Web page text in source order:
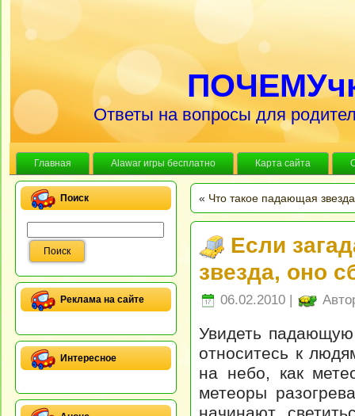
Ответы на вопросы для
Главная Alawar игры бесплатно Карта сайта
Поиск
Реклама на сайте
Интересное
« Что такое падающая
Если
звезда, оно
06.02.2010 |
Увидеть
относитесь к
на небо, как
метеоры